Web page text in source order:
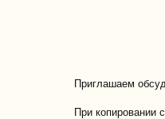
Приглашаем
При копировании